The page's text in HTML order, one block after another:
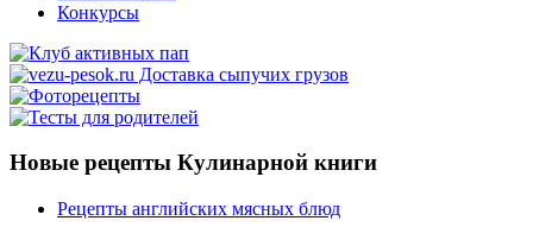
Конкурсы
Новые рецепты Кулинарной книги
Рецепты английских мясных блюд